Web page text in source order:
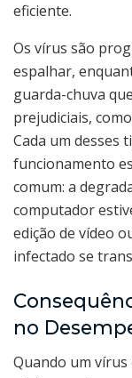
eficiente.
Os vírus são
espalhar,
guarda-chuva
prejudiciais,
Cada um desses
funcionamento
comum: a
computador
edição de vídeo
infectado se
no
Quando um vírus